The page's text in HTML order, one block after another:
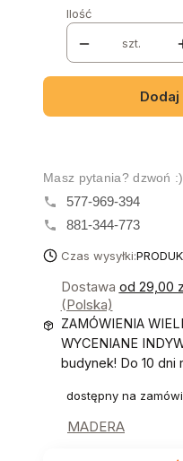
Ilość
szt.
Masz pytania? dzwoń :)
577-969-394
881-344-773
Czas wysyłki:
Dostawa od 29,00
(Polska)
ZAMÓWIENIA
WYCENIANE
budynek! Do 10 dni
dostępny na
MADERA